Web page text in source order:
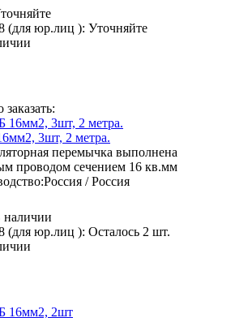
(для юр.лиц ): Уточняйте
3шт, 2 метра.
перемычка выполнена
проводом сечением 16 кв.мм
Россия / Россия
наличии
(для юр.лиц ): Осталось 2 шт.